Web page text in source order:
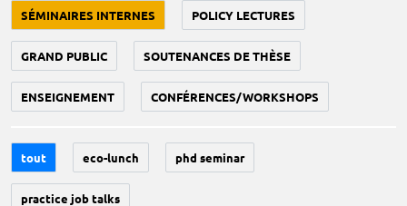
SÉMINAIRES INTERNES POLICY LECTURES
GRAND PUBLIC SOUTENANCES DE THÈSE
ENSEIGNEMENT CONFÉRENCES/WORKSHOPS
tout eco-lunch phd seminar
practice job talks